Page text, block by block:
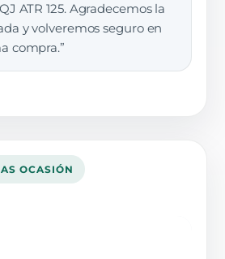
ATR 125. Agradecemos la
y volveremos seguro en
compra.”
OCASIÓN